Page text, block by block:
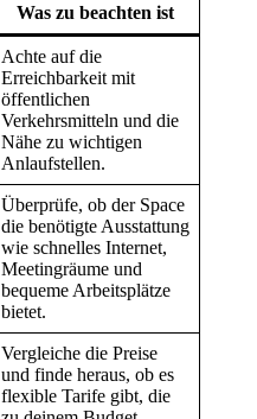
Was zu beachten ist
Achte auf die
Erreichbarkeit mit
öffentlichen
Verkehrsmitteln und die
Nähe zu wichtigen
Anlaufstellen.
Überprüfe, ob der Space
die benötigte Ausstattung
wie schnelles Internet,
Meetingräume und
bequeme Arbeitsplätze
bietet.
Vergleiche die Preise
und finde heraus, ob es
flexible Tarife gibt, die